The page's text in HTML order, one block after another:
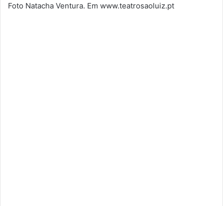
Foto Natacha Ventura. Em www.teatrosaoluiz.pt